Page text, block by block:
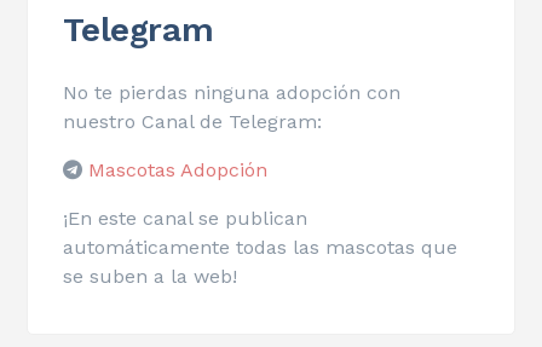
Telegram
No te pierdas ninguna adopción con
nuestro Canal de Telegram:
Mascotas Adopción
¡En este canal se publican
automáticamente todas las mascotas que
se suben a la web!